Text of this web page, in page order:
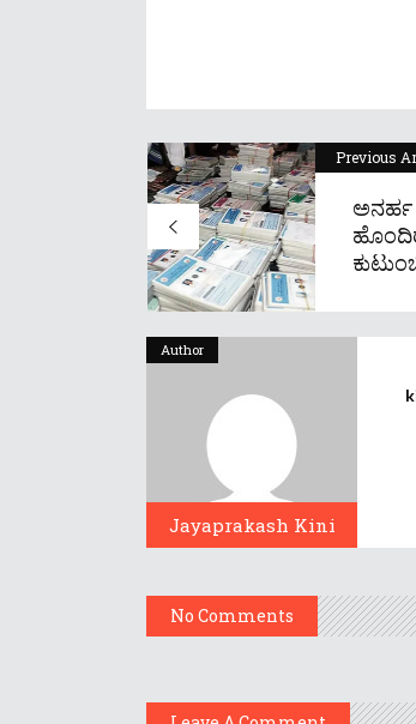
Previous
ಅನರ್ಹ
Author
Jayaprakash Kini
No Comments